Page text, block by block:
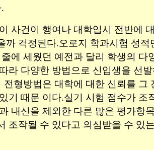
사건이 행여나 대학입시 전반에
까 걱정된다.오로지 학과시험 성적
에 세웠던 예전과 달리 학생의 다
라 다양한 방법으로 신입생을 선
전형방법은 대학에 대한 신뢰를 그
기 때문 이다.실기 시험 점수가 조
내신을 제외한 다른 많은 평가항
조작될 수 있다고 의심받을 수 있